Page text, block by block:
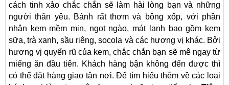
cách tinh xảo chắc chắn sẽ làm hài lòng bạn và những
người thân yêu. Bánh rất thơm và bông xốp, với phần
nhân kem mềm mịn, ngọt ngào, mát lạnh bao gồm kem
sữa, trà xanh, sầu riêng, socola và các hương vị khác. Bởi
hương vị quyến rũ của kem, chắc chắn bạn sẽ mê ngay từ
miếng ăn đầu tiên. Khách hàng bận không đến được thì
có thể đặt hàng giao tận nơi. Để tìm hiểu thêm về các loại